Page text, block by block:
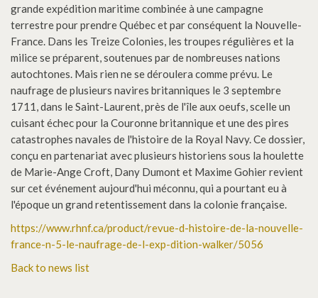
grande expédition maritime combinée à une campagne
terrestre pour prendre Québec et par conséquent la Nouvelle-
France. Dans les Treize Colonies, les troupes régulières et la
milice se préparent, soutenues par de nombreuses nations
autochtones. Mais rien ne se déroulera comme prévu. Le
naufrage de plusieurs navires britanniques le 3 septembre
1711, dans le Saint-Laurent, près de l'île aux oeufs, scelle un
cuisant échec pour la Couronne britannique et une des pires
catastrophes navales de l'histoire de la Royal Navy. Ce dossier,
conçu en partenariat avec plusieurs historiens sous la houlette
de Marie-Ange Croft, Dany Dumont et Maxime Gohier revient
sur cet événement aujourd'hui méconnu, qui a pourtant eu à
l'époque un grand retentissement dans la colonie française.
https://www.rhnf.ca/product/revue-d-histoire-de-la-nouvelle-
france-n-5-le-naufrage-de-l-exp-dition-walker/5056
Back to news list